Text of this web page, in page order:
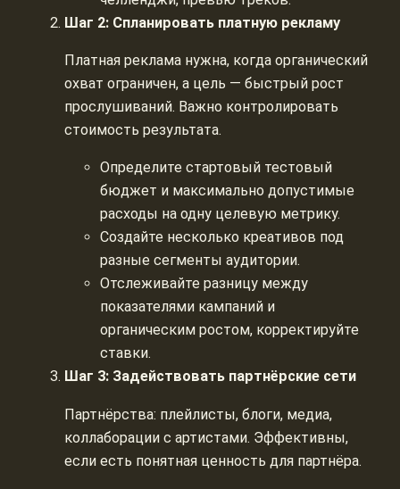
Шаг 2: Спланировать платную рекламу
Платная реклама нужна, когда органический
охват ограничен, а цель — быстрый рост
прослушиваний. Важно контролировать
стоимость результата.
Определите стартовый тестовый
бюджет и максимально допустимые
расходы на одну целевую метрику.
Создайте несколько креативов под
разные сегменты аудитории.
Отслеживайте разницу между
показателями кампаний и
органическим ростом, корректируйте
ставки.
Шаг 3: Задействовать партнёрские сети
Партнёрства: плейлисты, блоги, медиа,
коллаборации с артистами. Эффективны,
если есть понятная ценность для партнёра.